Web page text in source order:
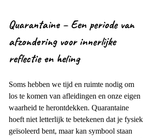
Quarantaine – Een periode van
afzondering voor innerlijke
reflectie en heling
Soms hebben we tijd en ruimte nodig om
los te komen van afleidingen en onze eigen
waarheid te herontdekken. Quarantaine
hoeft niet letterlijk te betekenen dat je fysiek
geïsoleerd bent, maar kan symbool staan